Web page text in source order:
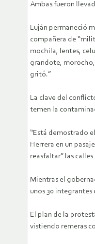
Ambas fueron
Luján permaneció
compañera de
mochila, lentes,
grandote, morocho,
gritó.”
La clave del
temen la
“Está demostrado
Herrera en un
reasfaltar” las
Mientras el
unos 30 integrantes
El plan de la
vistiendo remeras